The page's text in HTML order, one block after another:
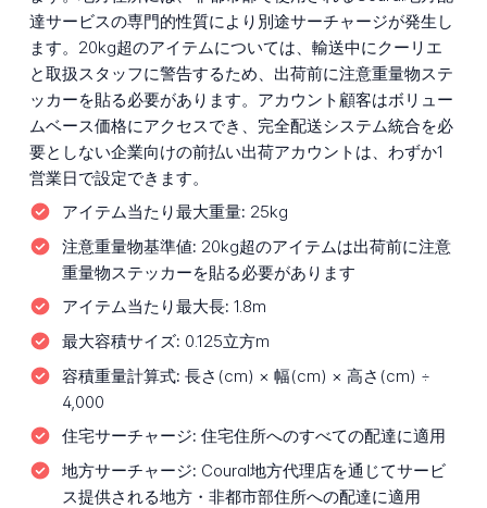
達サービスの専門的性質により別途サーチャージが発生し
ます。20kg超のアイテムについては、輸送中にクーリエ
と取扱スタッフに警告するため、出荷前に注意重量物ステ
ッカーを貼る必要があります。アカウント顧客はボリュー
ムベース価格にアクセスでき、完全配送システム統合を必
要としない企業向けの前払い出荷アカウントは、わずか1
営業日で設定できます。
アイテム当たり最大重量: 25kg
注意重量物基準値: 20kg超のアイテムは出荷前に注意
重量物ステッカーを貼る必要があります
アイテム当たり最大長: 1.8m
最大容積サイズ: 0.125立方m
容積重量計算式: 長さ(cm) × 幅(cm) × 高さ(cm) ÷
4,000
住宅サーチャージ: 住宅住所へのすべての配達に適用
地方サーチャージ: Coural地方代理店を通じてサービ
ス提供される地方・非都市部住所への配達に適用